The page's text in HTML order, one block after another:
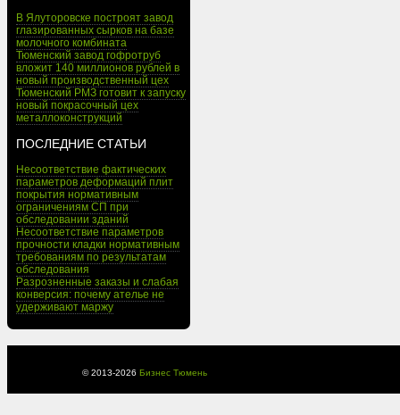
В Ялуторовске построят завод
глазированных сырков на базе
молочного комбината
Тюменский завод гофротруб
вложит 140 миллионов рублей в
новый производственный цех
Тюменский РМЗ готовит к запуску
новый покрасочный цех
металлоконструкций
ПОСЛЕДНИЕ СТАТЬИ
Несоответствие фактических
параметров деформаций плит
покрытия нормативным
ограничениям СП при
обследовании зданий
Несоответствие параметров
прочности кладки нормативным
требованиям по результатам
обследования
Разрозненные заказы и слабая
конверсия: почему ателье не
удерживают маржу
© 2013-2026 Бизнес Тюмень